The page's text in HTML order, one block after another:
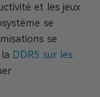
et les jeux
se
se
DDR5 sur les